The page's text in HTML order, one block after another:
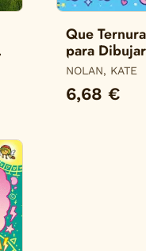
Que
para
Colorear
NOLAN, KATE
6,68 €